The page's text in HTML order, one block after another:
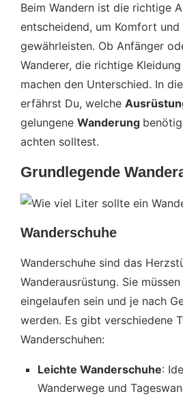
FAQ: Häufige Fragen zu
Wandern
Beim Wandern ist die richtige
entscheidend, um Komfort und
gewährleisten. Ob Anfänger
Wanderer, die richtige
machen den Unterschied. In
erfährst Du, welche
gelungene Wanderung
achten solltest.
Grundlegende
Wanderschuhe
Wanderschuhe sind das
Wanderausrüstung. Sie
eingelaufen sein und je nach
werden. Es gibt verschiedene
Wanderschuhen:
Leichte Wanderschuhe:
Wanderwege und